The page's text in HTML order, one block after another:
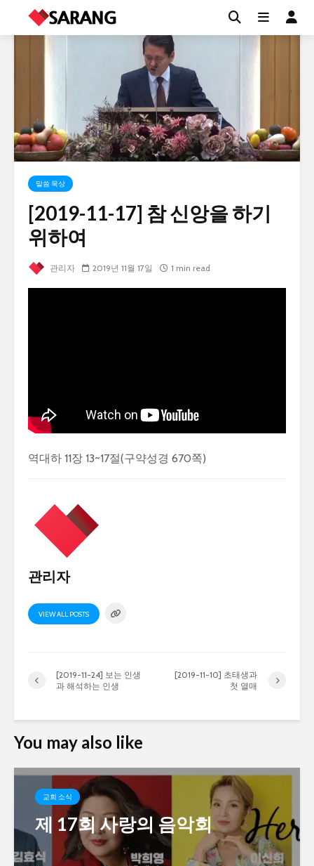
말씀 묵상
[2019-11-17] 참 신앙을 하기
위하여
관리자 2019년 11월 17일 1 min read
역대하 11장 13~17절(구약성경 670쪽)
관리자
VIEW ALL POSTS
[2019-11-24] 보는 인생
과 해석하는 인생
[2019-11-10] 초태생과
첫 열매
You may also like
교회 소식
제 17회 사랑의 음악회